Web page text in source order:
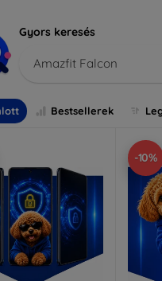
Gyors keresés
Amazfit Falcon
Bestsellerek
-10%